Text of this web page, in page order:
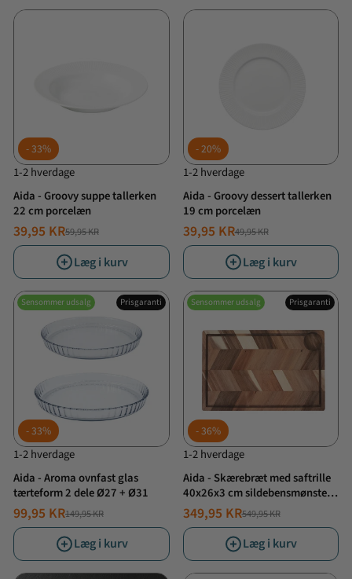
33%
1-2 hverdage
Aida - Groovy suppe tallerken
22 cm porcelæn
NORMALPRIS
59,95 KR
TILBUDSPRIS
39,95 KR
Læg i kurv
20%
1-2 hverdage
Aida - Groovy dessert tallerken
19 cm porcelæn
NORMALPRIS
49,95 KR
TILBUDSPRIS
39,95 KR
Læg i kurv
Sensommer udsalg Prisgaranti
33%
1-2 hverdage
Aida - Aroma ovnfast glas
tærteform 2 dele Ø27 + Ø31
NORMALPRIS
149,95 KR
TILBUDSPRIS
99,95 KR
Læg i kurv
Sensommer udsalg Prisgaranti
36%
1-2 hverdage
Aida - Skærebræt med saftrille
40x26x3 cm sildebensmønster
akacietræ
NORMALPRIS549,95 KR
TILBUDSPRIS
349,95 KR
Læg i kurv